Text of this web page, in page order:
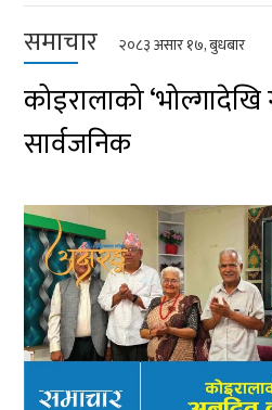
समाचार २०८३ असार १७, बुधबार
कोइरालाको
सार्वजनिक